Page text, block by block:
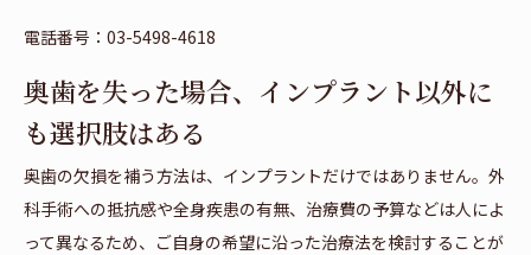
電話番号：03-5498-4618
奥歯を失った場合、インプラント以外に
も選択肢はある
奥歯の欠損を補う方法は、インプラントだけではありません。外
科手術への抵抗感や全身疾患の有無、治療費の予算などは人によ
って異なるため、ご自身の希望に沿った治療法を検討することが